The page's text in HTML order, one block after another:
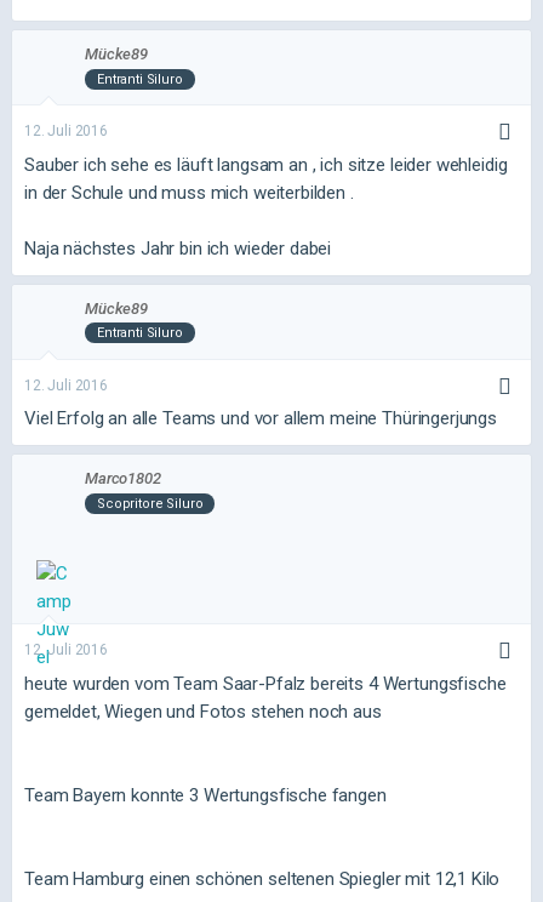
Mücke89
Entranti Siluro
12. Juli 2016
Sauber ich sehe es läuft langsam an , ich sitze leider wehleidig
in der Schule und muss mich weiterbilden .
Naja nächstes Jahr bin ich wieder dabei
Mücke89
Entranti Siluro
12. Juli 2016
Viel Erfolg an alle Teams und vor allem meine Thüringerjungs
Marco1802
Scopritore Siluro
12. Juli 2016
heute wurden vom Team Saar-Pfalz bereits 4 Wertungsfische
gemeldet, Wiegen und Fotos stehen noch aus
Team Bayern konnte 3 Wertungsfische fangen
Team Hamburg einen schönen seltenen Spiegler mit 12,1 Kilo